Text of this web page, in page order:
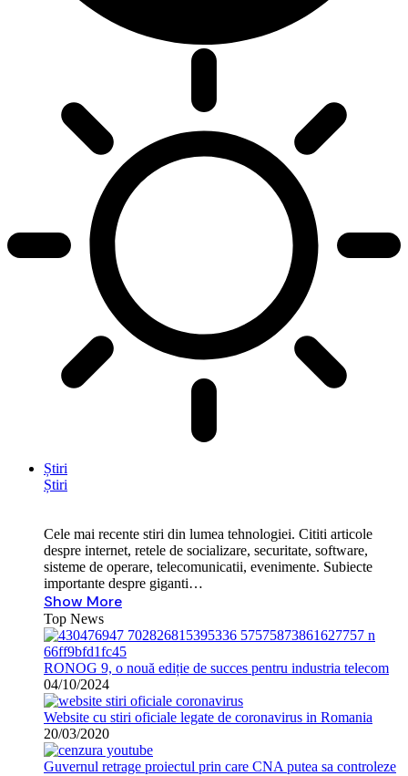
Știri
Știri
Cele mai recente stiri din lumea tehnologiei. Cititi articole
despre internet, retele de socializare, securitate, software,
sisteme de operare, telecomunicatii, evenimente. Subiecte
importante despre giganti…
Show More
Top News
RONOG 9, o nouă ediție de succes pentru industria telecom
04/10/2024
Website cu stiri oficiale legate de coronavirus in Romania
20/03/2020
Guvernul retrage proiectul prin care CNA putea sa controleze